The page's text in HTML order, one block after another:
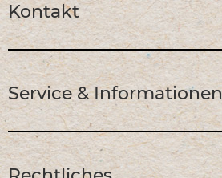
Kontakt
Service & Informationen